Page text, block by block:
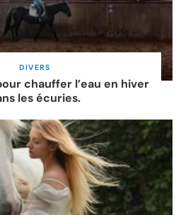
DIVERS
chauffer l’eau en hiver
les écuries.